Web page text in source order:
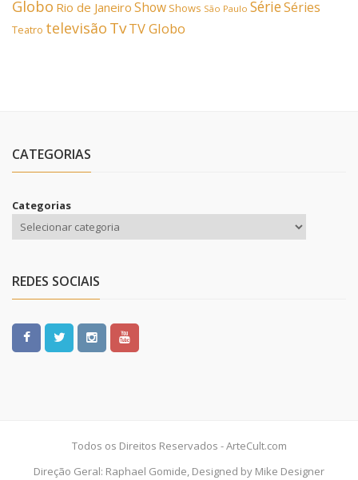
Globo Rio de Janeiro Show Shows São Paulo SérieSéries
Teatro televisão TvTV Globo
CATEGORIAS
Categorias
REDES SOCIAIS
Todos os Direitos Reservados - ArteCult.com
Direção Geral: Raphael Gomide, Designed by Mike Designer